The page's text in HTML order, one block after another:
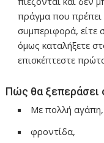
πράγμα που πρέπει
συμπεριφορά, είτε
όμως καταλήξετε
επισκέπτεστε
Πώς θα ξεπεράσει
Με πολλή αγάπη,
φροντίδα,